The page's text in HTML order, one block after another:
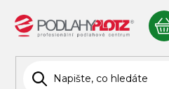
obsah